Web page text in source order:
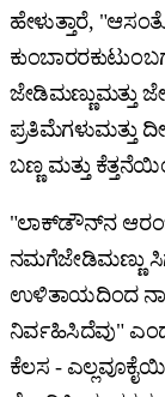
ಹೇಳುತ್ತಾರೆ,
ಜೇಡಿಮಣ್ಣುಮತ್ತು
ಪ್ರತಿಮೆಗಳುಮತ್ತು
ಬಣ್ಣ ಮತ್ತು
"ಲಾಕ್‌ಡೌನ್‌ನ
ನಮಗೆಜೇಡಿಮಣ್ಣು
ಉಳಿತಾಯದಿಂದ
ನಿರ್ವಹಿಸಿದೆವು"
ಕೆಲಸ -